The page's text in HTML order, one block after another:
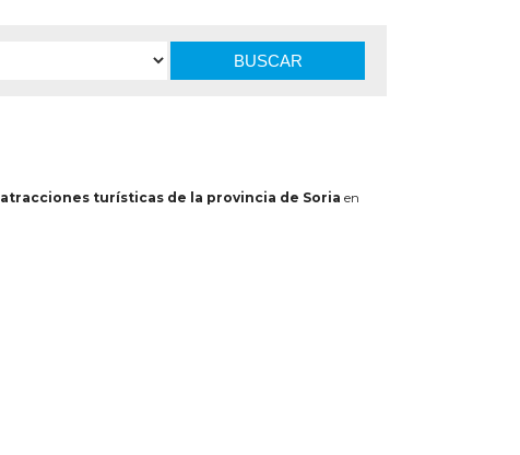
BUSCAR
atracciones turísticas de la provincia de Soria en